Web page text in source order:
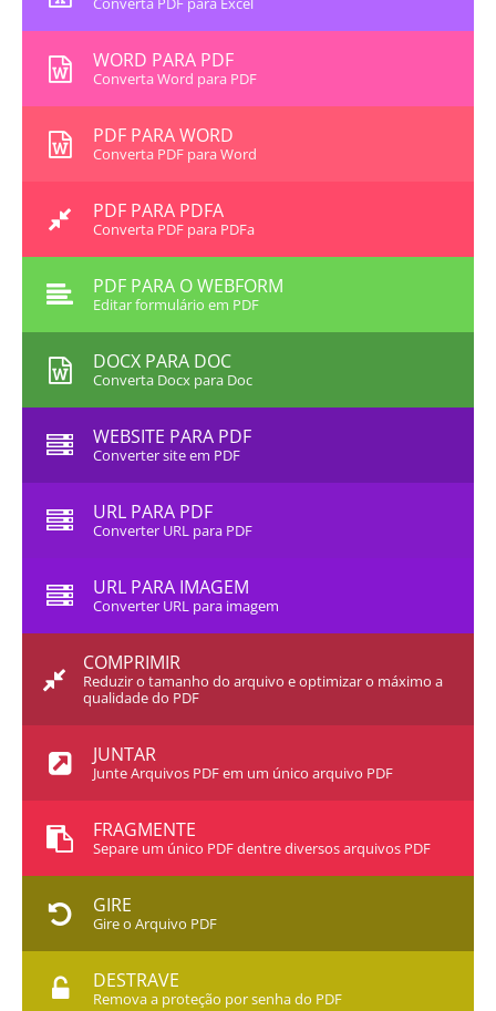
WORD PARA PDF
Converta Word para PDF
PDF PARA WORD
Converta PDF para Word
PDF PARA PDFA
Converta PDF para PDFa
PDF PARA O WEBFORM
Editar formulário em PDF
DOCX PARA DOC
Converta Docx para Doc
WEBSITE PARA PDF
Converter site em PDF
URL PARA PDF
Converter URL para PDF
URL PARA IMAGEM
Converter URL para imagem
COMPRIMIR
Reduzir o tamanho do arquivo e optimizar o máximo a
qualidade do PDF
JUNTAR
Junte Arquivos PDF em um único arquivo PDF
FRAGMENTE
Separe um único PDF dentre diversos arquivos PDF
GIRE
Gire o Arquivo PDF
DESTRAVE
Remova a proteção por senha do PDF